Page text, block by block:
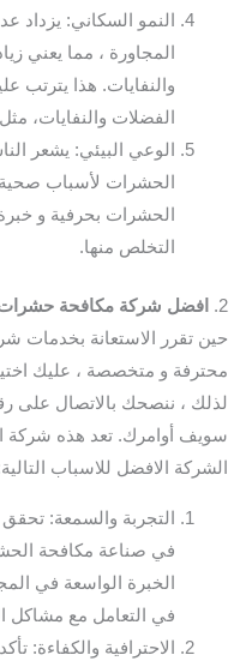
النمو السكاني:
المجاورة ، مما يعني
والنفايات. هذا يترتب
الفضلات والنفايات،
الوعي البيئي: يشعر
الحشرات لأسباب صحية
الحشرات بحرفية و
التخلص منها.
2.
افضل شركة مكافحة
حين تقرر الاستعانة
محترفة و متخصصة ، عليك
لذلك ، ننصحك بالاتصال
سويف أوامرك. تعد هذه شركة
الشركة الافضل للاسباب
التجربة والسمعة:
في صناعة مكافحة
الخبرة الواسعة في
في التعامل مع مشاكل
الاحترافية والكفاءة: